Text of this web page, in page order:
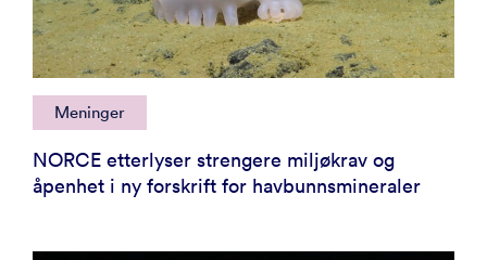
Meninger
NORCE etterlyser strengere miljøkrav og
åpenhet i ny forskrift for havbunnsmineraler